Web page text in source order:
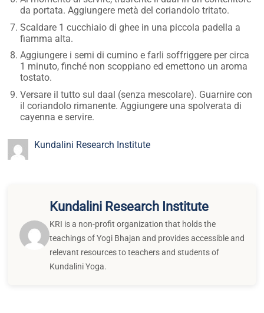
da portata. Aggiungere metà del coriandolo tritato.
Scaldare 1 cucchiaio di ghee in una piccola padella a
fiamma alta.
Aggiungere i semi di cumino e farli soffriggere per circa
1 minuto, finché non scoppiano ed emettono un aroma
tostato.
Versare il tutto sul daal (senza mescolare). Guarnire con
il coriandolo rimanente. Aggiungere una spolverata di
cayenna e servire.
Kundalini Research Institute
Kundalini Research Institute
KRI is a non-profit organization that holds the
teachings of Yogi Bhajan and provides accessible and
relevant resources to teachers and students of
Kundalini Yoga.